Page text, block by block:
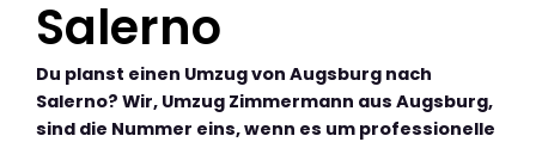
Salerno
Du planst einen Umzug von Augsburg nach
Salerno? Wir, Umzug Zimmermann aus Augsburg,
sind die Nummer eins, wenn es um professionelle